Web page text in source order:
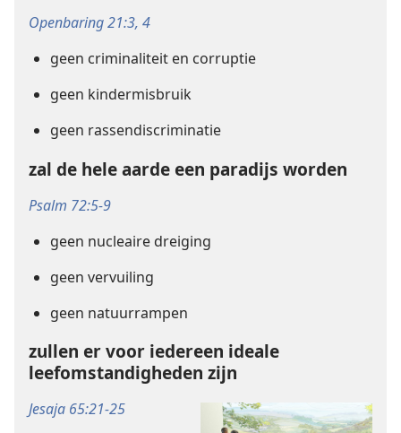
Openbaring 21:3, 4
geen criminaliteit en corruptie
geen kindermisbruik
geen rassendiscriminatie
zal de hele aarde een paradijs worden
Psalm 72:5-9
geen nucleaire dreiging
geen vervuiling
geen natuurrampen
zullen er voor iedereen ideale
leefomstandigheden zijn
Jesaja 65:21-25